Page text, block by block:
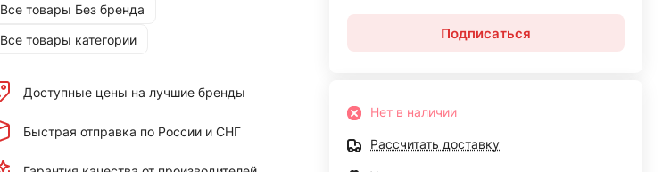
Все товары Без бренда
Все товары категории
Доступные цены на лучшие бренды
Быстрая отправка по России и СНГ
Подписаться
Нет в наличии
Рассчитать доставку